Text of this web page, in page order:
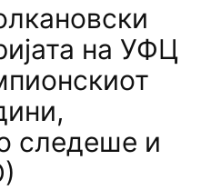
на УФЦ
следеше и